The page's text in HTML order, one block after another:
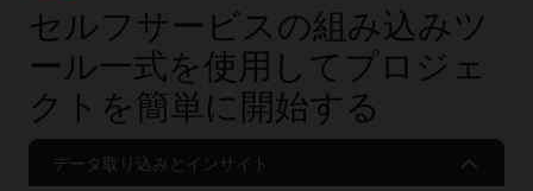
セルフサービスの組み込みツ
ール一式を使用してプロジェ
クトを簡単に開始する
データ取り込みとインサイト